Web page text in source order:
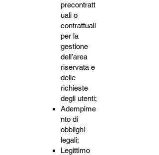
precontratt
uali o
contrattuali
per la
gestione
dell’area
riservata e
delle
richieste
degli utenti;
Adempime
nto di
obblighi
legali;
Legittimo